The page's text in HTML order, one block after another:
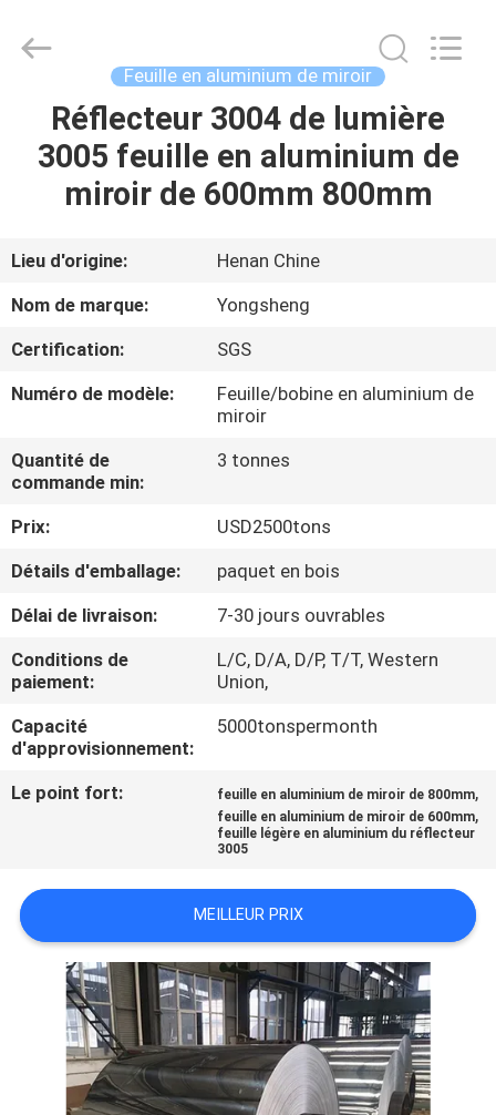
MAISON
PRODUITS
AU
SUJET
DE
VISITE
D'USINE
DE
QUALITÉ
CONTACTEZ-
NOUS
NOUVELLES
DEMANDEZ
UNE
CITATION
SITEMAP
Yongsheng
Aluminum
Feuille en aluminium de miroir
Réflecteur 3004 de lumière
3005 feuille en aluminium de
miroir de 600mm 800mm
Lieu d'origine:
Henan Chine
Nom de marque:
Yongsheng
Certification:
SGS
Numéro de modèle:
Feuille/bobine en aluminium de
miroir
Quantité de
commande min:
3 tonnes
Prix:
USD2500tons
Détails d'emballage:
paquet en bois
Délai de livraison:
7-30 jours ouvrables
Conditions de
paiement:
L/C, D/A, D/P, T/T, Western
Union,
Capacité
d'approvisionnement:
5000tonspermonth
Le point fort: feuille en aluminium de miroir de 800mm,
feuille en aluminium de miroir de 600mm,
feuille légère en aluminium du réflecteur
3005
MEILLEUR PRIX